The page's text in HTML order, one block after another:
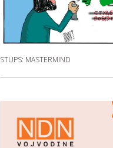
STUPS: MASTERMIND